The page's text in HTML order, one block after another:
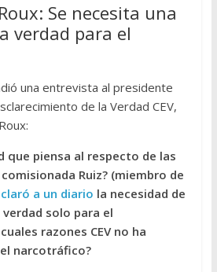
Se necesita una
verdad para el
una entrevista al presidente
de la Verdad CEV,
que piensa al respecto de las
Ruiz? (miembro de
a un diario la necesidad de
solo para el
razones CEV no ha
narcotráfico?